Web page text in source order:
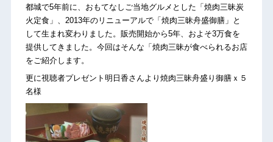
都城で5年前に、おもてなしご当地グルメとした「焼肉三昧炭
火定食」、2013年のリニューアルで「焼肉三昧舟盛御膳」と
して生まれ変わりました。販売開始から5年、およそ3万食を
提供してきました。今回はそんな「焼肉三昧が食べられるお店
をご紹介します。
更に視聴者プレゼント明日香さんより焼肉三昧舟盛り御膳ｘ５
名様